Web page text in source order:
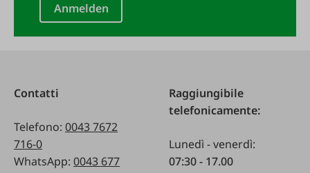
Anmelden
Contatti
Telefono: 0043 7672
716-0
WhatsApp: 0043 677
Raggiungibile
telefonicamente:
Lunedì - venerdì:
07:30 - 17.00